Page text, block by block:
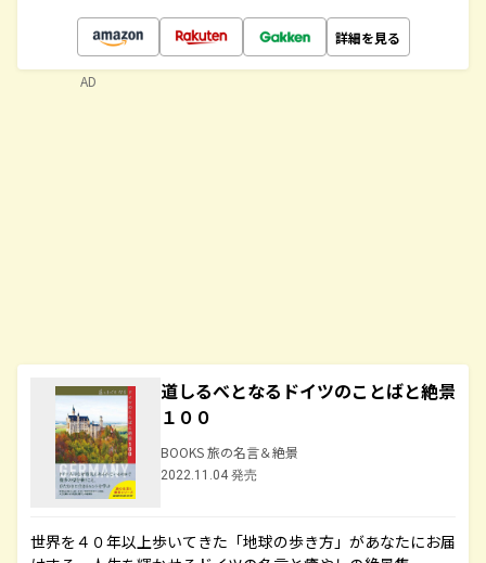
詳細を見る
道しるべとなるドイツのことばと絶景
１００
BOOKS 旅の名言＆絶景
2022.11.04 発売
世界を４０年以上歩いてきた「地球の歩き方」があなたにお届
AD